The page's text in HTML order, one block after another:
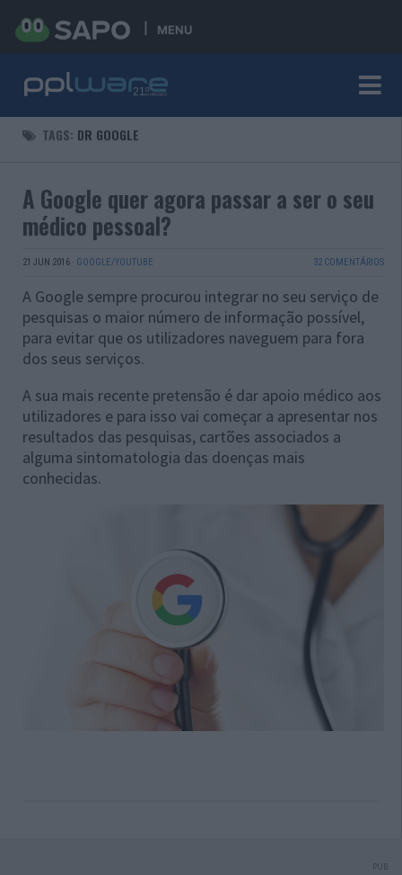
MENU
TAGS: DR GOOGLE
A Google quer agora passar a ser o seu
médico pessoal?
21 JUN 2016 · GOOGLE/YOUTUBE 32 COMENTÁRIOS
A Google sempre procurou integrar no seu serviço de
pesquisas o maior número de informação possível,
para evitar que os utilizadores naveguem para fora
dos seus serviços.
A sua mais recente pretensão é dar apoio médico aos
utilizadores e para isso vai começar a apresentar nos
resultados das pesquisas, cartões associados a
alguma sintomatologia das doenças mais
conhecidas.
PUB